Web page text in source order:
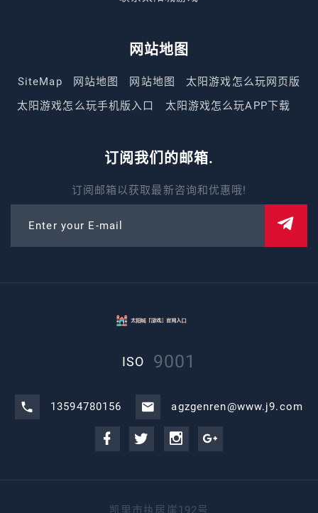
网站地图
SiteMap 网站地图 网站地图
太阳游戏怎么玩网页版
太阳游戏怎么玩手机版入口
太阳游戏怎么玩APP下载
订阅我们的邮箱.
订阅邮箱以获取最新咨询和优惠哦!
Enter your E-mail
ISO 9001
13594780156 agzgenren@www.j9.com
凯里市执居崖192号